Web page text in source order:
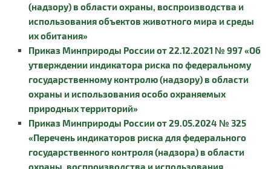
(надзору) в области охраны, воспроизводства и
использования объектов животного мира и среды
их обитания»
Приказ Минприроды России от 22.12.2021 № 997 «Об
утверждении индикатора риска по федеральному
государственному контролю (надзору) в области
охраны и использования особо охраняемых
природных территорий»
Приказ Минприроды России от 29.05.2024 № 325
«Перечень индикаторов риска для федерального
государственного контроля (надзора) в области
охраны, воспроизводства и использования